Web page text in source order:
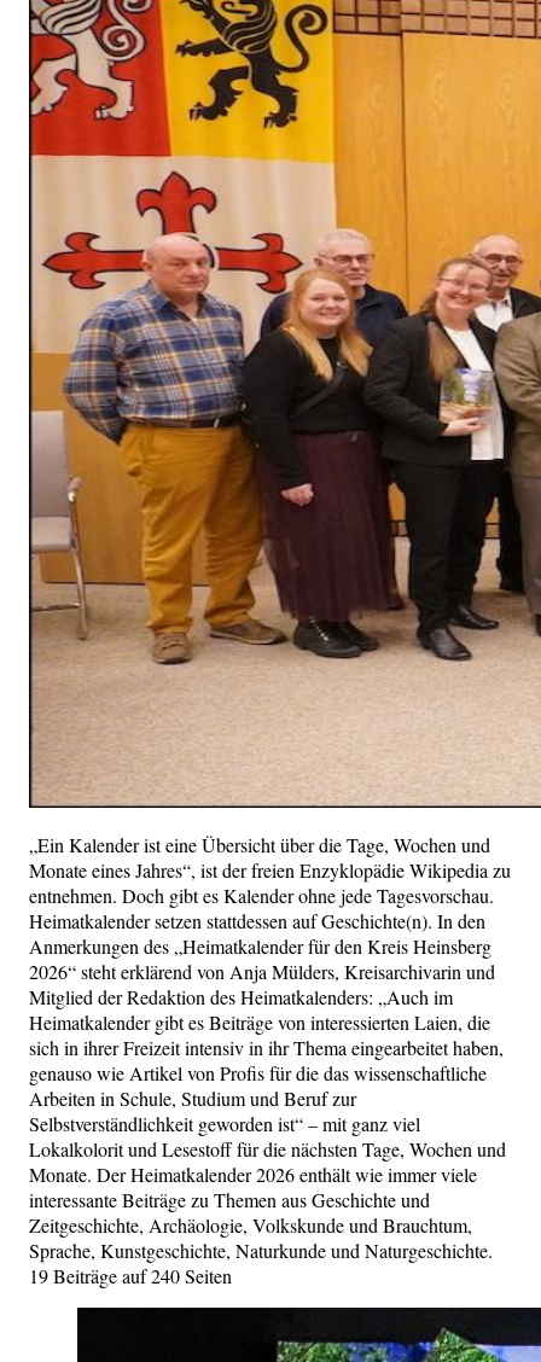
„Ein Kalender ist eine Übersicht über die Tage, Wochen und
Monate eines Jahres“, ist der freien Enzyklopädie Wikipedia zu
entnehmen. Doch gibt es Kalender ohne jede Tagesvorschau.
Heimatkalender setzen stattdessen auf Geschichte(n). In den
Anmerkungen des „Heimatkalender für den Kreis Heinsberg
2026“ steht erklärend von Anja Mülders, Kreisarchivarin und
Mitglied der Redaktion des Heimatkalenders: „Auch im
Heimatkalender gibt es Beiträge von interessierten Laien, die
sich in ihrer Freizeit intensiv in ihr Thema eingearbeitet haben,
genauso wie Artikel von Profis für die das wissenschaftliche
Arbeiten in Schule, Studium und Beruf zur
Selbstverständlichkeit geworden ist“ – mit ganz viel
Lokalkolorit und Lesestoff für die nächsten Tage, Wochen und
Monate. Der Heimatkalender 2026 enthält wie immer viele
interessante Beiträge zu Themen aus Geschichte und
Zeitgeschichte, Archäologie, Volkskunde und Brauchtum,
Sprache, Kunstgeschichte, Naturkunde und Naturgeschichte.
19 Beiträge auf 240 Seiten